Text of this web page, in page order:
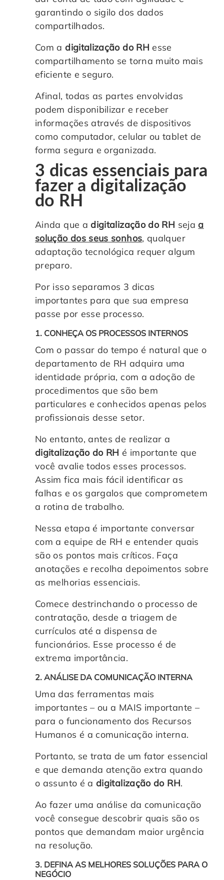
garantindo o sigilo dos dados
compartilhados.
Com a digitalização do RH esse
compartilhamento se torna muito mais
eficiente e seguro.
Afinal, todas as partes envolvidas
podem disponibilizar e receber
informações através de dispositivos
como computador, celular ou tablet de
forma segura e organizada.
3 dicas essenciais para
fazer a digitalização
do RH
Ainda que a digitalização do RH seja a
solução dos seus sonhos, qualquer
adaptação tecnológica requer algum
preparo.
Por isso separamos 3 dicas
importantes para que sua empresa
passe por esse processo.
1. CONHEÇA OS PROCESSOS INTERNOS
Com o passar do tempo é natural que o
departamento de RH adquira uma
identidade própria, com a adoção de
procedimentos que são bem
particulares e conhecidos apenas pelos
profissionais desse setor.
No entanto, antes de realizar a
digitalização do RH é importante que
você avalie todos esses processos.
Assim fica mais fácil identificar as
falhas e os gargalos que comprometem
a rotina de trabalho.
Nessa etapa é importante conversar
com a equipe de RH e entender quais
são os pontos mais críticos. Faça
anotações e recolha depoimentos sobre
as melhorias essenciais.
Comece destrinchando o processo de
contratação, desde a triagem de
currículos até a dispensa de
funcionários. Esse processo é de
extrema importância.
2. ANÁLISE DA COMUNICAÇÃO INTERNA
Uma das ferramentas mais
importantes – ou a MAIS importante –
para o funcionamento dos Recursos
Humanos é a comunicação interna.
Portanto, se trata de um fator essencial
e que demanda atenção extra quando
o assunto é a digitalização do RH.
Ao fazer uma análise da comunicação
você consegue descobrir quais são os
pontos que demandam maior urgência
na resolução.
3. DEFINA AS MELHORES SOLUÇÕES PARA O
NEGÓCIO